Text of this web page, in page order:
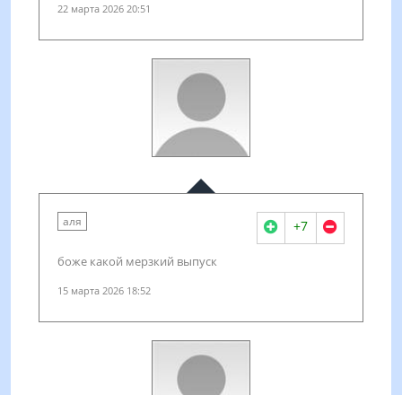
22 марта 2026 20:51
аля +7
боже какой мерзкий выпуск
15 марта 2026 18:52